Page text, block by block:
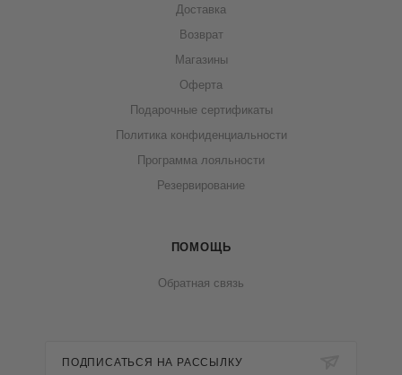
Доставка
Возврат
Магазины
Оферта
Подарочные сертификаты
Политика конфиденциальности
Программа лояльности
Резервирование
ПОМОЩЬ
Обратная связь
ПОДПИСАТЬСЯ НА РАССЫЛКУ